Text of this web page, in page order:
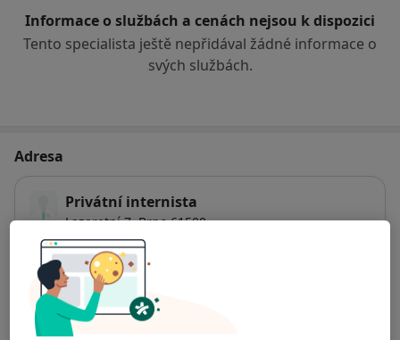
Informace o službách a cenách nejsou k dispozici
Tento specialista ještě nepřidával žádné informace o
svých službách.
Adresa
Privátní internista
Lazaretní 7, Brno61500
Dostupnost
Na této adrese online kalendář není aktivní